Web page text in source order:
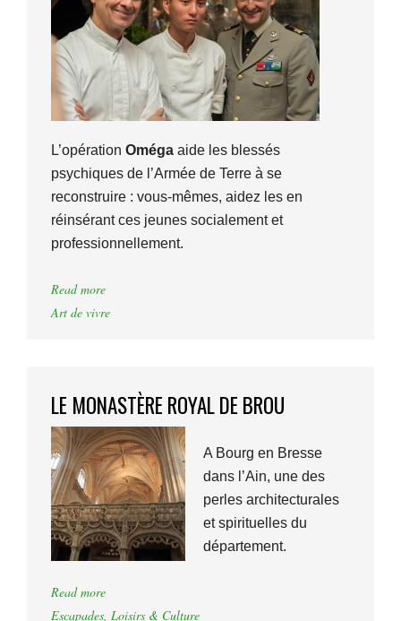
L’opération Oméga aide les blessés
psychiques de l’Armée de Terre à se
reconstruire : vous-mêmes, aidez les en
réinsérant ces jeunes socialement et
professionnellement.
Read more
Art de vivre
LE MONASTÈRE ROYAL DE BROU
A Bourg en Bresse
dans l’Ain, une des
perles architecturales
et spirituelles du
département.
Read more
Escapades, Loisirs & Culture